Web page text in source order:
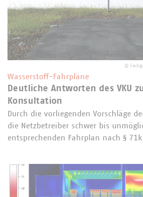
©
Wasserstoff-Fahrpläne
Deutliche Antworten des VKU
Konsultation
Durch die vorliegenden Vorschläge
die Netzbetreiber schwer bis
entsprechenden Fahrplan nach § 71k